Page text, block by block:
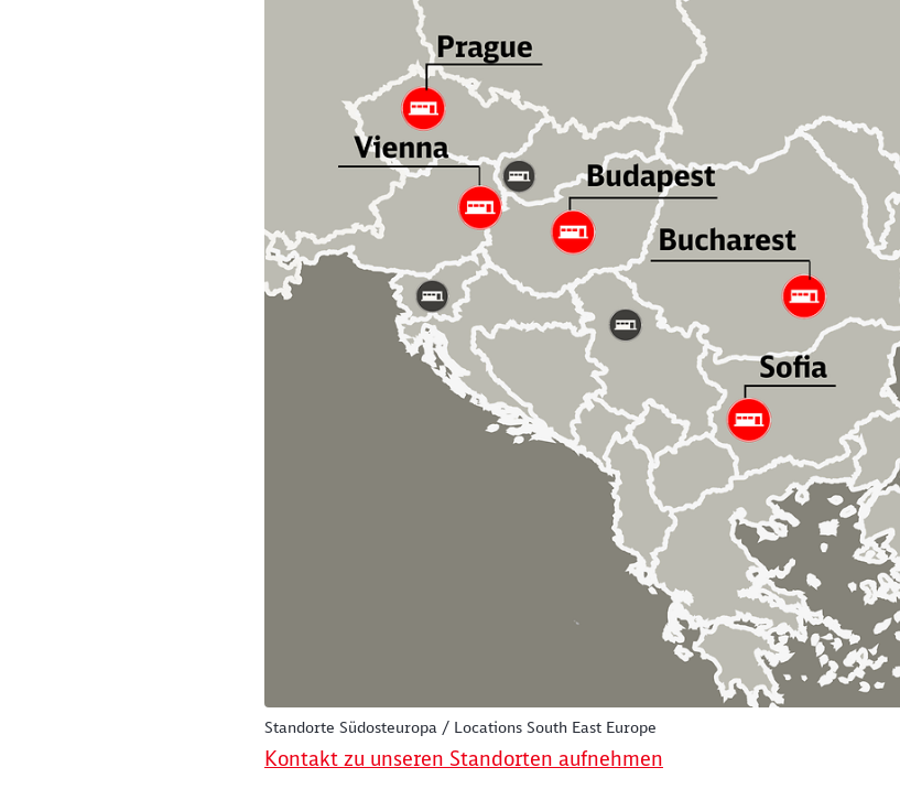
Standorte Südosteuropa / Locations South East Europe
Kontakt zu unseren Standorten aufnehmen
Möchten Sie zu weitergeleitet werden?
Abbrechen Weiter